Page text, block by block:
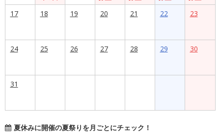
17
18 19 20 21 22 23
24 25 26 27 28 29 30
31
夏休みに開催の夏祭りを月ごとにチェック！